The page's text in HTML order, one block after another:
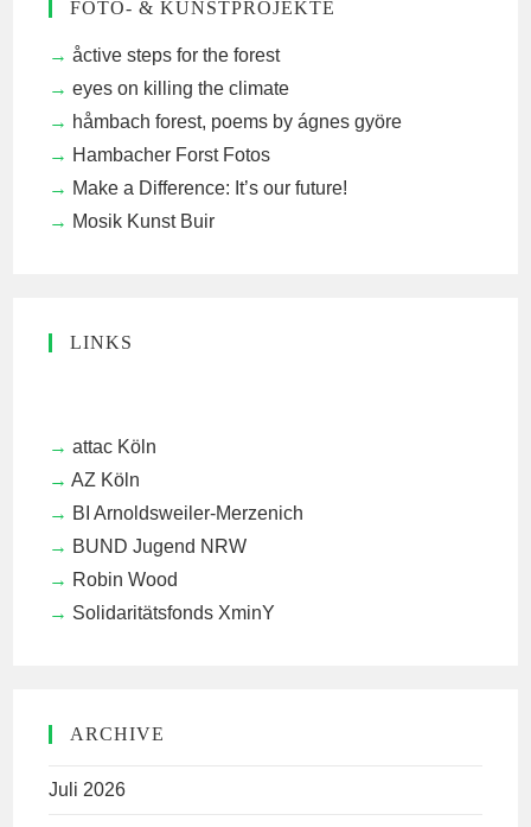
FOTO- & KUNSTPROJEKTE
åctive steps for the forest
eyes on killing the climate
håmbach forest, poems by ágnes györe
Hambacher Forst Fotos
Make a Difference: It’s our future!
Mosik Kunst Buir
LINKS
attac Köln
AZ Köln
BI Arnoldsweiler-Merzenich
BUND Jugend NRW
Robin Wood
Solidaritätsfonds XminY
ARCHIVE
Juli 2026